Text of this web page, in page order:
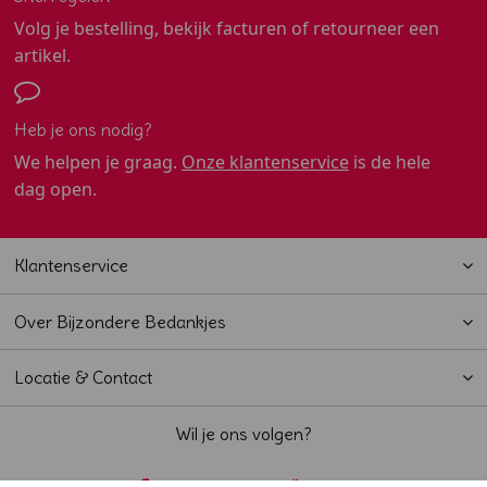
Volg je bestelling, bekijk facturen of retourneer een
artikel.
Heb je ons nodig?
We helpen je graag. Onze klantenserviceis de hele
dag open.
Klantenservice
Over Bijzondere Bedankjes
Locatie & Contact
Wil je ons volgen?